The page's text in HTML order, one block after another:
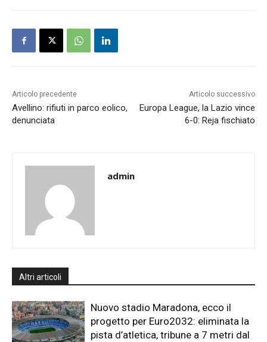
Articolo precedente
Avellino: rifiuti in parco eolico,
denunciata
Articolo successivo
Europa League, la Lazio vince
6-0: Reja fischiato
admin
Altri articoli
Nuovo stadio Maradona, ecco il
progetto per Euro2032: eliminata la
pista d’atletica, tribune a 7 metri dal